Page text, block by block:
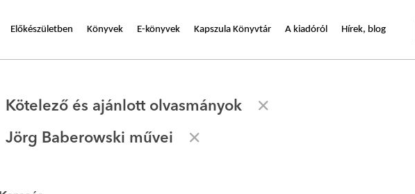
Előkészületben Könyvek E-könyvek Kapszula Könyvtár A kiadóról Hírek, blog
Kötelező és ajánlott olvasmányok
Jörg Baberowski művei